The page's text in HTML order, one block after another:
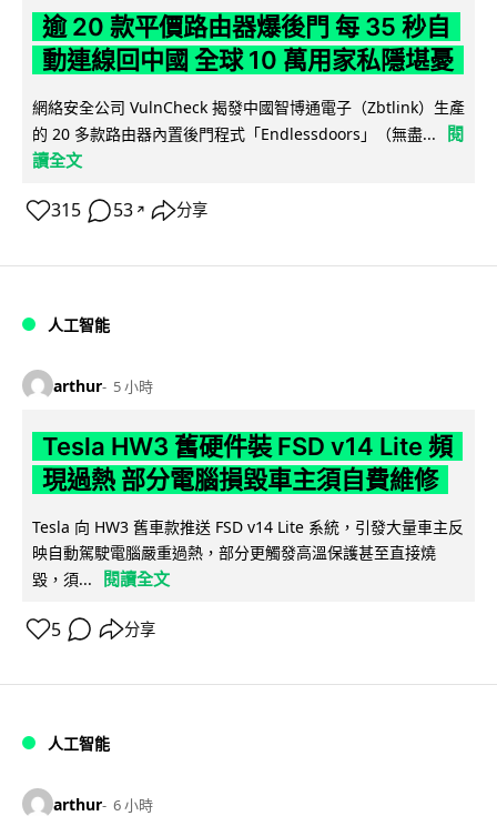
逾 20 款平價路由器爆後門 每 35 秒自
動連線回中國 全球 10 萬用家私隱堪憂
網絡安全公司 VulnCheck 揭發中國智博通電子（Zbtlink）生產
的 20 多款路由器內置後門程式「Endlessdoors」（無盡...
閱
讀全文
315 53 ↗ 分享
人工智能
arthur 5 小時
Tesla HW3 舊硬件裝 FSD v14 Lite 頻
現過熱 部分電腦損毀車主須自費維修
Tesla 向 HW3 舊車款推送 FSD v14 Lite 系統，引發大量車主反
映自動駕駛電腦嚴重過熱，部分更觸發高溫保護甚至直接燒
毀，須...
閱讀全文
5 分享
人工智能
arthur 6 小時